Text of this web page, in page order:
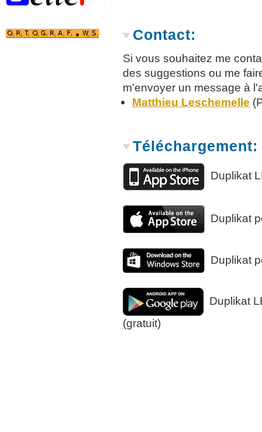
Contact:
Si vous souhaitez me
des suggestions ou me
m'envoyer un message à
Matthieu Leschemelle
Téléchargement:
Duplikat
Duplikat
Duplikat
Duplikat
(gratuit)